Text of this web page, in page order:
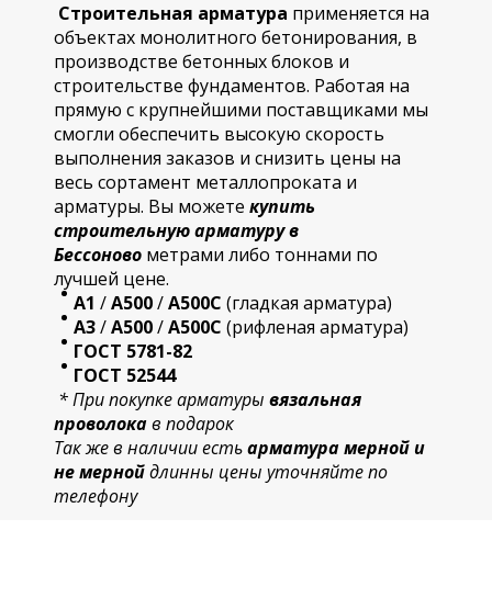
Строительная арматура применяется на
объектах монолитного бетонирования, в
производстве бетонных блоков и
строительстве фундаментов. Работая на
прямую с крупнейшими поставщиками мы
смогли обеспечить высокую скорость
выполнения заказов и снизить цены на
весь сортамент металлопроката и
арматуры. Вы можете купить
строительнуюарматуру в
Бессоново метрами либо тоннами по
лучшей цене.
А1 /А500/А500С (гладкая арматура)
А3/А500/А500С (рифленая арматура)
ГОСТ 5781-82
ГОСТ 52544
* При покупке арматуры вязальная
проволокав подарок
Так же в наличии естьарматура мерной и
не мернойдлинны цены уточняйте по
телефону